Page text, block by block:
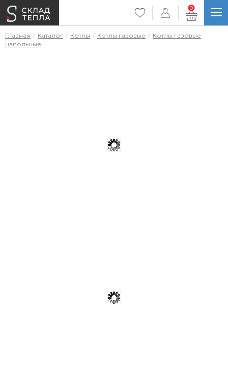
0
Главная Каталог Котлы Котлы газовые
Котлы газовые
напольные